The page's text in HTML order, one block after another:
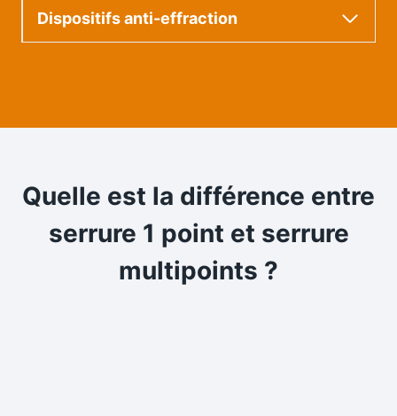
Dispositifs anti-effraction
Quelle est la différence entre
serrure 1 point et serrure
multipoints ?